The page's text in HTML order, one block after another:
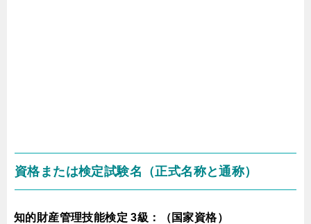
資格または検定試験名（正式名称と通称）
知的財産管理技能検定 3級：（国家資格）